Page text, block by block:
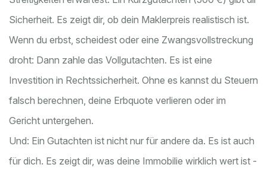
Sicherheit. Es zeigt dir, ob dein Maklerpreis realistisch ist.
Wenn du erbst, scheidest oder eine Zwangsvollstreckung
droht: Dann zahle das Vollgutachten. Es ist eine
Investition in Rechtssicherheit. Ohne es kannst du Steuern
falsch berechnen, deine Erbquote verlieren oder im
Gericht untergehen.
Und: Ein Gutachten ist nicht nur für andere da. Es ist auch
für dich. Es zeigt dir, was deine Immobilie wirklich wert ist -